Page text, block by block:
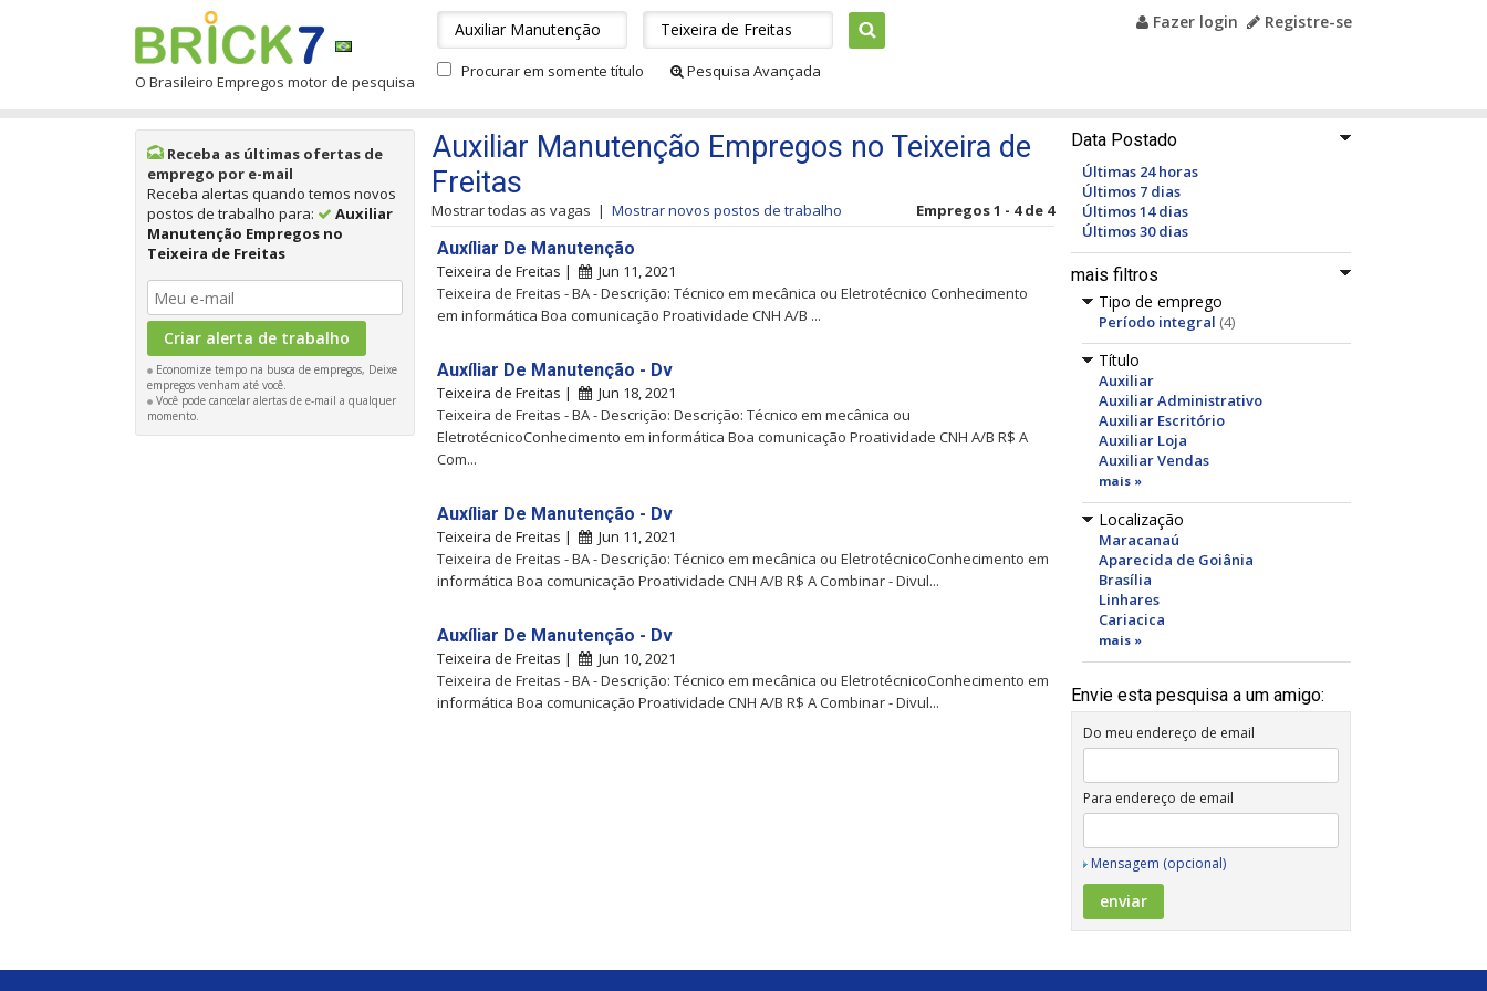
O Brasileiro Empregos motor de pesquisa
Fazer login Registre-se
Procurar em somente título Pesquisa Avançada
Receba as últimas ofertas de
emprego por e-mail
Receba alertas quando temos novos
postos de trabalho para:
Auxiliar
Manutenção Empregos no
Teixeira de Freitas
Economize tempo na busca de empregos, Deixe
empregos venham até você.
Você pode cancelar alertas de e-mail a qualquer
momento.
Data Postado
Últimas 24 horas
Últimos 7 dias
Últimos 14 dias
Últimos 30 dias
mais filtros
Tipo de emprego
Período integral (4)
Título
Auxiliar
Auxiliar Administrativo
Auxiliar Escritório
Auxiliar Loja
Auxiliar Vendas
mais »
Localização
Maracanaú
Aparecida de Goiânia
Brasília
Linhares
Cariacica
mais »
Envie esta pesquisa a um amigo:
Do meu endereço de email
Para endereço de email
Mensagem (opcional)
Auxiliar Manutenção Empregos no Teixeira de
Freitas
Mostrar todas as vagas | Mostrar novos postos de trabalho Empregos 1 - 4 de 4
Auxíliar De Manutenção
Teixeira de Freitas |
Jun 11, 2021
Teixeira de Freitas - BA - Descrição: Técnico em mecânica ou Eletrotécnico Conhecimento
em informática Boa comunicação Proatividade CNH A/B ...
Auxíliar De Manutenção - Dv
Teixeira de Freitas |
Jun 18, 2021
Teixeira de Freitas - BA - Descrição: Descrição: Técnico em mecânica ou
EletrotécnicoConhecimento em informática Boa comunicação Proatividade CNH A/B R$ A
Com...
Auxíliar De Manutenção - Dv
Teixeira de Freitas |
Jun 11, 2021
Teixeira de Freitas - BA - Descrição: Técnico em mecânica ou EletrotécnicoConhecimento em
informática Boa comunicação Proatividade CNH A/B R$ A Combinar - Divul...
Auxíliar De Manutenção - Dv
Teixeira de Freitas |
Jun 10, 2021
Teixeira de Freitas - BA - Descrição: Técnico em mecânica ou EletrotécnicoConhecimento em
informática Boa comunicação Proatividade CNH A/B R$ A Combinar - Divul...